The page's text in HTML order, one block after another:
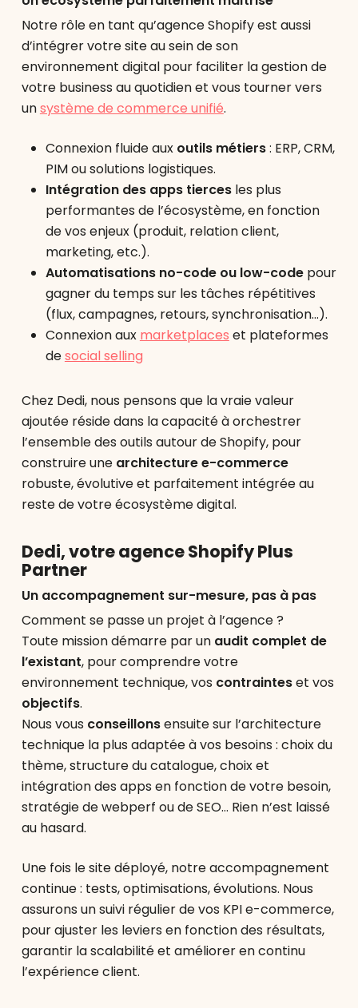
Notre rôle en tant qu’agence Shopify est aussi
d’intégrer votre site au sein de son
environnement digital pour faciliter la gestion de
votre business au quotidien et vous tourner vers
unsystème de commerce unifié.
Connexion fluide aux outils métiers: ERP, CRM,
PIM ou solutions logistiques.
Intégration des apps tiercesles plus
performantes de l’écosystème, en fonction
de vos enjeux (produit, relation client,
marketing, etc.).
Automatisations no-code ou low-codepour
gagner du temps sur les tâches répétitives
(flux, campagnes, retours, synchronisation…).
Connexion aux marketplaces et plateformes
desocial selling
Chez Dedi, nous pensons que la vraie valeur
ajoutée réside dans la capacité à orchestrer
l’ensemble des outils autour de Shopify, pour
construire une architecture e-commerce
robuste, évolutive et parfaitement intégrée au
reste de votre écosystème digital.
Dedi, votre agence Shopify Plus
Partner
Un accompagnement sur-mesure, pas à pas
Comment se passe un projet à l’agence ?
Toute mission démarre par un audit complet de
l’existant, pour comprendre votre
environnement technique, vos contrainteset vos
objectifs.
Nous vous conseillonsensuite sur l’architecture
technique la plus adaptée à vos besoins : choix du
thème, structure du catalogue, choix et
intégration des apps en fonction de votre besoin,
stratégie de webperf ou de SEO… Rien n’est laissé
au hasard.
Une fois le site déployé, notre accompagnement
continue : tests, optimisations, évolutions. Nous
assurons un suivi régulier de vos KPI e-commerce,
pour ajuster les leviers en fonction des résultats,
garantir la scalabilité et améliorer en continu
l’expérience client.